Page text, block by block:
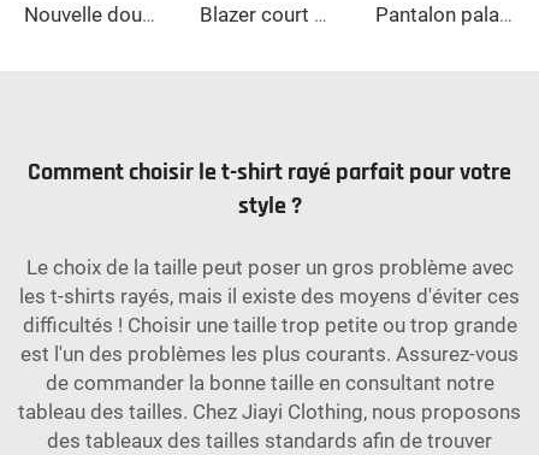
Nouvelle doudoune longue de luxe grande taille pour femmes, brillante, très imperméable Blazer court mode automne nouvelle tendance pour femme en tissu mélangé vêtement d'extérieur vintage à manches longues chic féminin Pantalon palazzo droit long à taille haute pour femme, coupe ample décontractée avec fermeture à glissière, idéal pour le bureau ou le travail au printemps
Comment choisir le t-shirt rayé parfait pour votre
style ?
Le choix de la taille peut poser un gros problème avec
les t-shirts rayés, mais il existe des moyens d'éviter ces
difficultés ! Choisir une taille trop petite ou trop grande
est l'un des problèmes les plus courants. Assurez-vous
de commander la bonne taille en consultant notre
tableau des tailles. Chez Jiayi Clothing, nous proposons
des tableaux des tailles standards afin de trouver